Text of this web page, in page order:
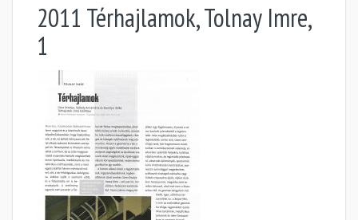
2011 Térhajlamok, Tolnay Imre,
1